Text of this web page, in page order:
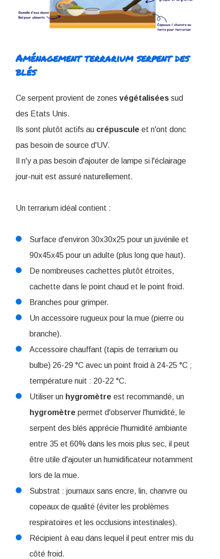
Aménagement terrarium serpent des
blés
Ce serpent provient de zones végétalisées sud
des Etats Unis.
ls sont plutôt actifs au crépuscule et n'ont donc
pas besoin de source d'UV.
Il n'y a pas besoin d'ajouter de lampe si l'éclairage
jour-nuit est assuré naturellement.
Un terrarium idéal contient :
Surface d'environ 30x30x25 pour un juvénile et
90x45x45 pour un adulte (plus long que haut).
De nombreuses cachettes plutôt étroites,
cachette dans le point chaud et le point froid.
Branches pour grimper.
Un accessoire rugueux pour la mue (pierre ou
branche).
Accessoire chauffant (tapis de terrarium ou
bulbe) 26-29 °C avec un point froid à 24-25 °C ;
température nuit : 20-22 °C.
Utiliser un hygromètre est recommandé, un
hygromètre permet d'observer l'humidité, le
serpent des blés apprécie l'humidité ambiante
entre 35 et 60% dans les mois plus sec, il peut
être utile d'ajouter un humidificateur notamment
lors de la mue.
Substrat : journaux sans encre, lin, chanvre ou
copeaux de qualité (éviter les problèmes
respiratoires et les occlusions intestinales).
Récipient à eau dans lequel il peut entrer mis du
côté froid.